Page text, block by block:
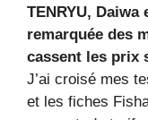
TENRYU,
remarquée des
cassent les prix
J’ai croisé mes
et les fiches